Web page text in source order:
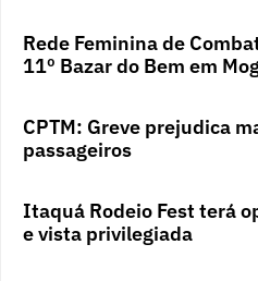
Rede Feminina de
11º Bazar do Bem em
CPTM: Greve prejudica
passageiros
Itaquá Rodeio Fest terá
e vista privilegiada